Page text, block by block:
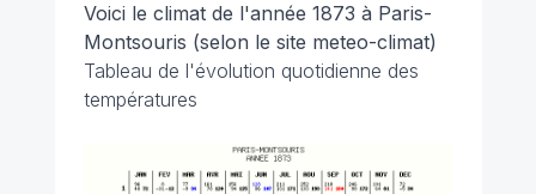
Voici le climat de l'année 1873 à Paris-
Montsouris (selon le site meteo-climat)
Tableau de l'évolution quotidienne des
températures